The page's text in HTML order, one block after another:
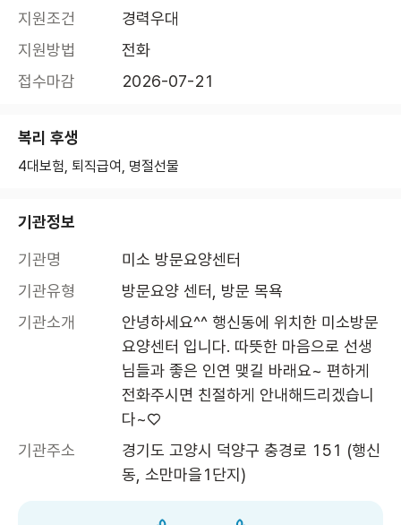
지원조건
경력우대
지원방법
전화
접수마감
2026-07-21
복리 후생
4대보험, 퇴직급여, 명절선물
기관정보
기관명
미소 방문요양센터
기관유형
방문요양 센터, 방문 목욕
기관소개
안녕하세요^^ 행신동에 위치한 미소방문
요양센터 입니다. 따뜻한 마음으로 선생
님들과 좋은 인연 맺길 바래요~ 편하게
전화주시면 친절하게 안내해드리겠습니
다~♡
기관주소
경기도 고양시 덕양구 충경로 151 (행신
동, 소만마을1단지)